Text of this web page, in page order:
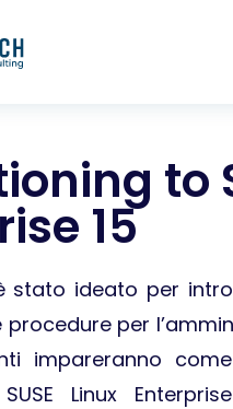
to
15
stato ideato per
per
impareranno
Linux